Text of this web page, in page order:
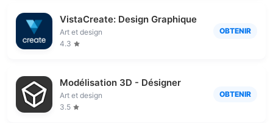
VistaCreate: Design Graphique
Art et design
4.3
OBTENIR
Modélisation 3D - Désigner
Art et design
3.5
OBTENIR